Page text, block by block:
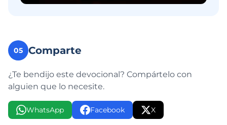
05 Comparte
¿Te bendijo este devocional? Compártelo con
alguien que lo necesite.
WhatsApp Facebook X